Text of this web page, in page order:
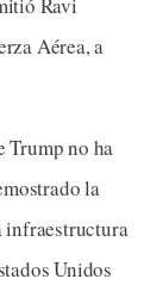
Ravi
Aérea, a
Trump no ha
la
infraestructura
Unidos